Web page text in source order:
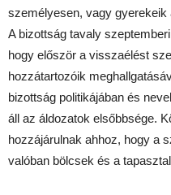
személyesen, vagy gyerekeik
A bizottság tavaly
hogy először a visszaélést
hozzátartozóik
bizottság politikájában és
áll az áldozatok elsőbbsége.
hozzájárulnak ahhoz, hogy a
valóban bölcsek és a